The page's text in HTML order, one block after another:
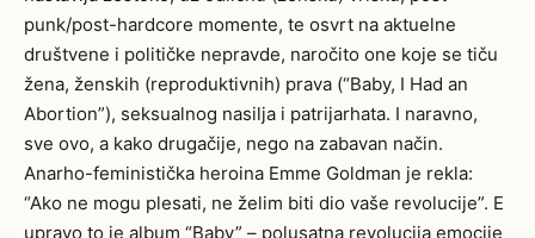
punk/post-hardcore momente, te osvrt na aktuelne
društvene i političke nepravde, naročito one koje se tiču
žena, ženskih (reproduktivnih) prava (“Baby, I Had an
Abortion”), seksualnog nasilja i patrijarhata. I naravno,
sve ovo, a kako drugačije, nego na zabavan način.
Anarho-feministička heroina Emme Goldman je rekla:
“Ako ne mogu plesati, ne želim biti dio vaše revolucije”. E
upravo to je album “Baby” – polusatna revolucija emocije